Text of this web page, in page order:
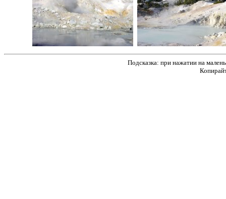
Подсказка: при нажатии на